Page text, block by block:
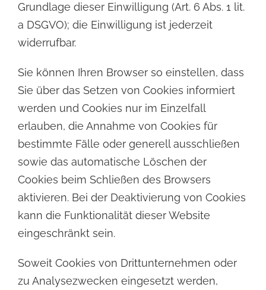
Grundlage dieser Einwilligung (Art. 6 Abs. 1 lit.
a DSGVO); die Einwilligung ist jederzeit
widerrufbar.
Sie können Ihren Browser so einstellen, dass
Sie über das Setzen von Cookies informiert
werden und Cookies nur im Einzelfall
erlauben, die Annahme von Cookies für
bestimmte Fälle oder generell ausschließen
sowie das automatische Löschen der
Cookies beim Schließen des Browsers
aktivieren. Bei der Deaktivierung von Cookies
kann die Funktionalität dieser Website
eingeschränkt sein.
Soweit Cookies von Drittunternehmen oder
zu Analysezwecken eingesetzt werden,